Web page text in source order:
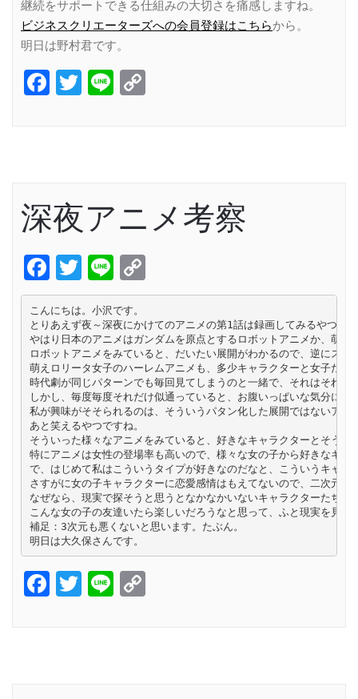
継続をサポートできる仕組みの大切さを痛感しますね。
ビジネスクリエーターズへの会員登録はこちらから。
明日は野村君です。
Facebook
Twitter
Line
深夜アニメ考察
Facebook
Twitter
Line
Link
こんにちは。小沢です。
とりあえず夜～深夜にかけてのアニメの第1話は録画してみるやつみ
やはり日本のアニメはガンダムを原点とするロボットアニメか、萌
ロボットアニメをみていると、だいたい展開がわかるので、逆にス
萌えロリータ女子のハーレムアニメも、多少キャラクターと女子た
時代劇が同じパターンでも毎回見てしまうのと一緒で、それはそれで
しかし、毎度毎度それだけ似通っていると、お腹いっぱいな気分にな
私が興味がそそられるのは、そういうパタン化した展開ではないア
あと笑えるやつですね。
そういった様々なアニメをみていると、好きなキャラクターとそうで
特にアニメは女性の登場率も高いので、様々な女の子から好きなキャ
で、はじめて私はこういうタイプが好きなのだなと、こういうキャ
さすがに女の子キャラクターに恋愛感情はもえてないので、二次元
なぜなら、現実で探そうと思うとなかなかいないキャラクターたちだ
こんな女の子の友達いたら楽しいだろうなと思って、ふと現実を見
補足：3次元も悪くないと思います。たぶん。
明日は大久保さんです。
Facebook
Twitter
Line